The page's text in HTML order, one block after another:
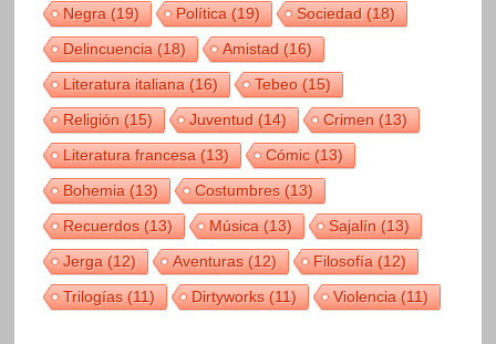
Negra(19) Política(19) Sociedad(18)
Delincuencia(18) Amistad(16)
Literatura italiana(16) Tebeo(15)
Religión(15) Juventud(14) Crimen(13)
Literatura francesa(13) Cómic(13)
Bohemia(13) Costumbres(13)
Recuerdos(13) Música(13) Sajalín(13)
Jerga(12) Aventuras(12) Filosofía(12)
Trilogías(11) Dirtyworks(11) Violencia(11)